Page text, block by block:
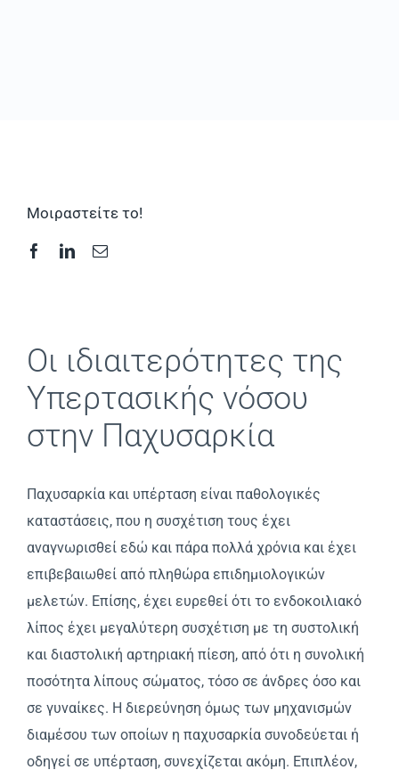
Μοιραστείτε το!
Oι ιδιαιτερότητες της
Yπερτασικής νόσου
στην Παχυσαρκία
Παχυσαρκία και υπέρταση είναι παθολογικές
καταστάσεις, που η συσχέτιση τους έχει
αναγνωρισθεί εδώ και πάρα πολλά χρόνια και έχει
επιβεβαιωθεί από πληθώρα επιδημιολογικών
μελετών. Eπίσης, έχει ευρεθεί ότι το ενδοκοιλιακό
λίπος έχει μεγαλύτερη συσχέτιση με τη συστολική
και διαστολική αρτηριακή πίεση, από ότι η συνολική
ποσότητα λίπους σώματος, τόσο σε άνδρες όσο και
σε γυναίκες. H διερεύνηση όμως των μηχανισμών
διαμέσου των οποίων η παχυσαρκία συνοδεύεται ή
οδηγεί σε υπέρταση, συνεχίζεται ακόμη. Eπιπλέον,